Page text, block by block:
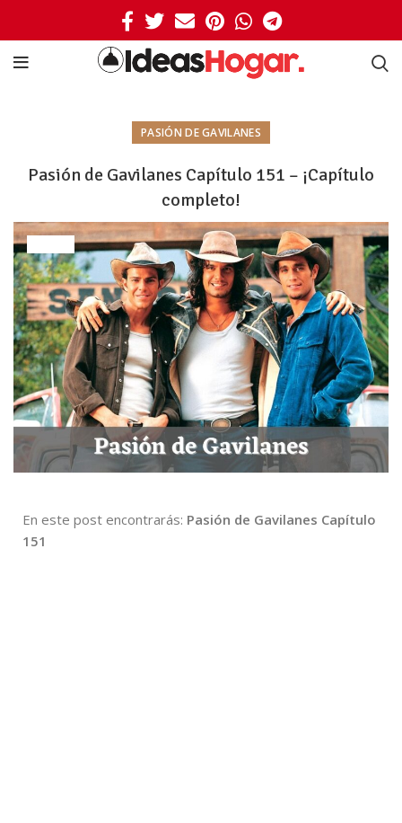
PASIÓN DE GAVILANES
Pasión de Gavilanes Capítulo 151 – ¡Capítulo
completo!
En este post encontrarás: Pasión de Gavilanes Capítulo
151